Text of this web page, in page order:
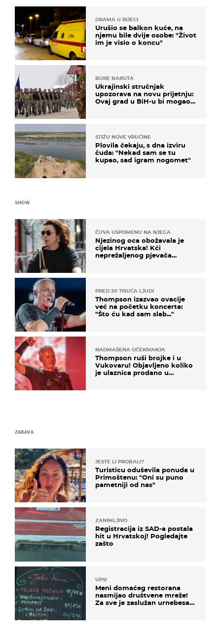
DRAMA U RIJECI
Urušio se balkon kuće, na
njemu bile dvije osobe: "Život
im je visio o koncu"
BURE BARUTA
Ukrajinski stručnjak
upozorava na novu prijetnju:
Ovaj grad u BiH-u bi mogao
STIŽU NOVE VRUĆINE
Plovila čekaju, s dna izviru
čuda: "Nekad sam se tu
kupao, sad igram nogomet"
SHOW
ČUVA USPOMENU NA NJEGA
Njezinog oca obožavala je
cijela Hrvatska! Kći
neprežaljenog pjevača
PRED 20 TISUĆA LJUDI
Thompson izazvao ovacije
već na početku koncerta:
"Što ću kad sam slab..."
NADMAŠENA OČEKIVANJA
Thompson ruši brojke i u
Vukovaru! Objavljeno koliko
je ulaznica prodano u
ZABAVA
JESTE LI PROBALI?
Turisticu oduševila ponuda u
Primoštenu: "Oni su puno
pametniji od nas"
ZANIMLJIVO
Registracija iz SAD-a postala
hit u Hrvatskoj! Pogledajte
zašto
UPS!
Meni domaćeg restorana
nasmijao društvene mreže!
Za sve je zaslužan urnebesan